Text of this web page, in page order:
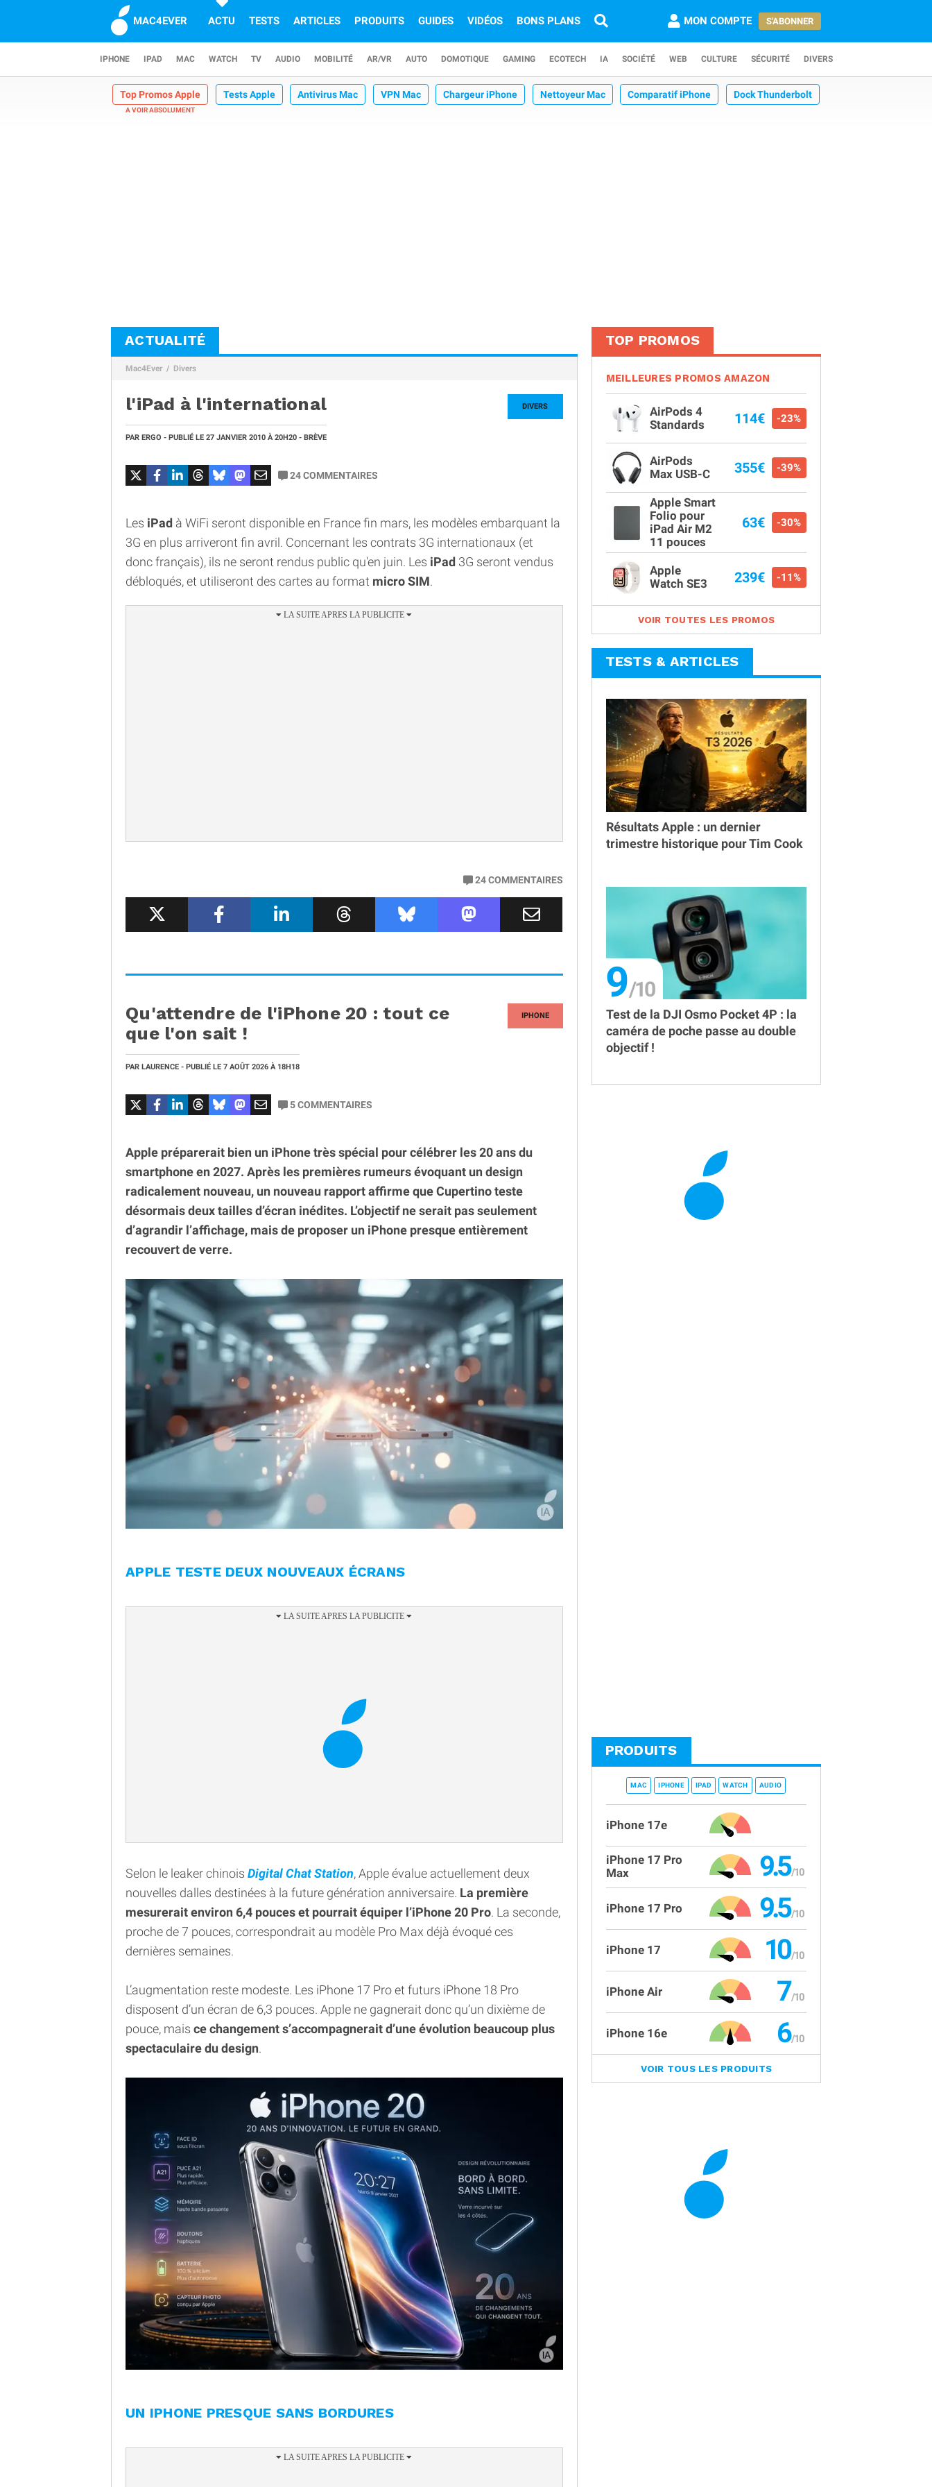
MAC4EVER ACTU TESTS ARTICLES PRODUITS GUIDES VIDÉOS BONS PLANS MON COMPTE S'ABONNER
IPHONE IPAD MAC WATCH TV AUDIO MOBILITÉ AR/VR AUTO DOMOTIQUE GAMING ECOTECH IA SOCIÉTÉ WEB CULTURE SÉCURITÉ DIVERS
Top Promos Apple Tests Apple Antivirus Mac VPN Mac Chargeur iPhone Nettoyeur Mac Comparatif iPhone Dock Thunderbolt
ACTUALITÉ
Mac4Ever Divers
DIVERS
l'iPad à l'international
PAR ERGO - PUBLIÉ LE 27 JANVIER 2010 À 20H20 - BRÈVE
24COMMENTAIRES
Les iPad à WiFi seront disponible en France fin mars, les modèles embarquant la
3G en plus arriveront fin avril. Concernant les contrats 3G internationaux (et
donc français), ils ne seront rendus public qu'en juin. Les iPad 3G seront vendus
débloqués, et utiliseront des cartes au format micro SIM.
24COMMENTAIRES
IPHONE
Qu'attendre de l'iPhone 20 : tout ce
que l'on sait !
PAR LAURENCE - PUBLIÉ LE 7 AOÛT 2026 À 18H18
5COMMENTAIRES
Apple préparerait bien un iPhone très spécial pour célébrer les 20 ans du
smartphone en 2027. Après les premières rumeurs évoquant un design
radicalement nouveau, un nouveau rapport affirme que Cupertino teste
désormais deux tailles d’écran inédites. L’objectif ne serait pas seulement
d’agrandir l’affichage, mais de proposer un iPhone presque entièrement
recouvert de verre.
APPLE TESTE DEUX NOUVEAUX ÉCRANS
Selon le leaker chinois Digital Chat Station, Apple évalue actuellement deux
nouvelles dalles destinées à la future génération anniversaire. La première
mesurerait environ 6,4 pouces et pourrait équiper l’iPhone 20 Pro. La seconde,
proche de 7 pouces, correspondrait au modèle Pro Max déjà évoqué ces
dernières semaines.
L’augmentation reste modeste. Les iPhone 17 Pro et futurs iPhone 18 Pro
disposent d’un écran de 6,3 pouces. Apple ne gagnerait donc qu’un dixième de
pouce, mais ce changement s’accompagnerait d’une évolution beaucoup plus
spectaculaire du design.
UN IPHONE PRESQUE SANS BORDURES
TOP PROMOS
MEILLEURES PROMOS AMAZON
AirPods 4
Standards
114€ -23%
AirPods
Max USB-C
355€ -39%
Apple Smart
Folio pour
iPad Air M2
11 pouces
63€ -30%
Apple
Watch SE3
239€ -11%
VOIR TOUTES LES PROMOS
TESTS & ARTICLES
Résultats Apple : un dernier
trimestre historique pour Tim Cook
9
Test de la DJI Osmo Pocket 4P : la
caméra de poche passe au double
objectif !
PRODUITS
MAC IPHONE IPAD WATCH AUDIO
iPhone 17e
iPhone 17 Pro
Max
9.5
iPhone 17 Pro 9.5
iPhone 17 10
iPhone Air 7
iPhone 16e 6
VOIR TOUS LES PRODUITS